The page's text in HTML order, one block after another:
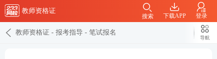
教师资格证
下载APP 登录
搜索
教师资格证 - 报考指导 - 笔试报名
导航